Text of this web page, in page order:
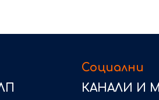
Социални
КАНАЛИ И